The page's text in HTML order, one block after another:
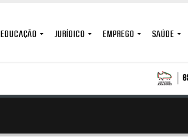
EDUCAÇÃO JURÍDICO EMPREGO SAÚDE